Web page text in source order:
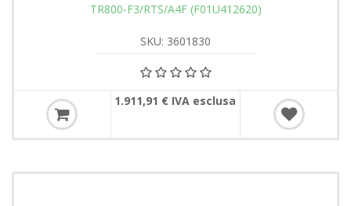
TR800-F3/RTS/A4F (F01U412620)
SKU: 3601830
1.911,91 € IVA esclusa